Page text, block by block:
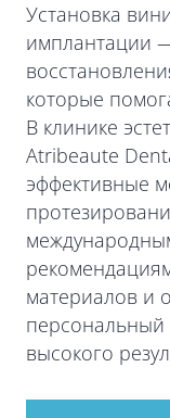
Установка
имплантации
которые
В клинике
Atribeaute
эффективные
материалов и
персональный
высокого